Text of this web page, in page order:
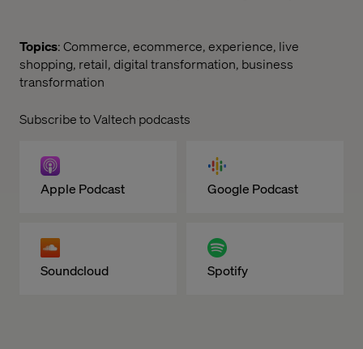
Topics: Commerce, ecommerce, experience, live
shopping, retail, digital transformation, business
transformation
Subscribe to Valtech podcasts
Apple Podcast Google Podcast
Soundcloud Spotify